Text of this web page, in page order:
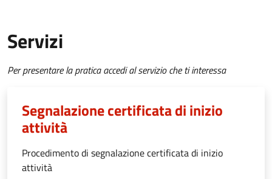
Servizi
Per presentare la pratica accedi al servizio che ti interessa
Segnalazione certificata di inizio
attività
Procedimento di segnalazione certificata di inizio
attività